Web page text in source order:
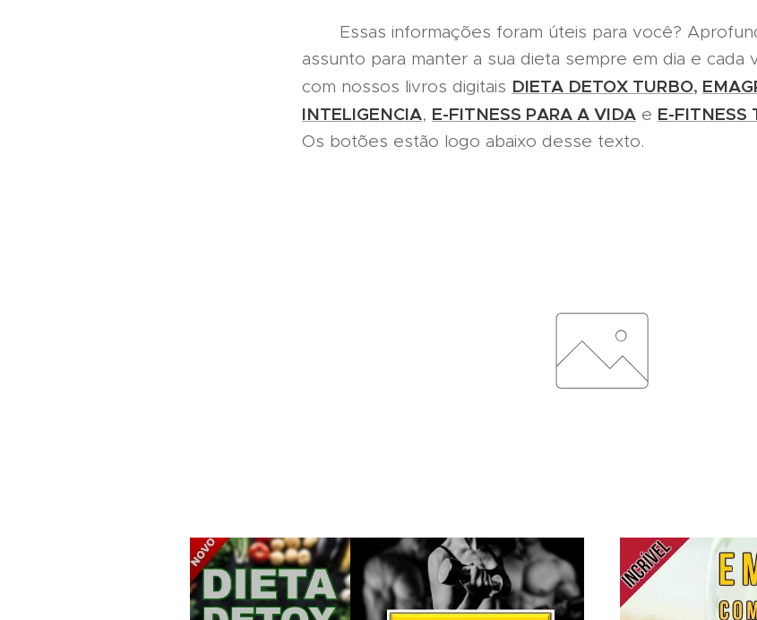
Essas informações foram úteis para você?
assunto para manter a sua dieta sempre em dia e cada
com nossos livros digitais DIETA DETOX TURBO,
INTELIGENCIA, E-FITNESS PARA A VIDA e E-FITNESS
Os botões estão logo abaixo desse texto.